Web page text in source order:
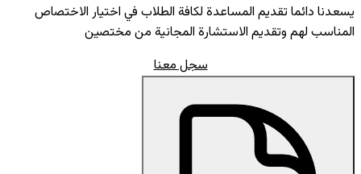
يسعدنا دائما تقديم المساعدة لكافة الطلاب في اختيار الاختصاص
المناسب لهم وتقديم الاستشارة المجانية من مختصين
سجل معنا